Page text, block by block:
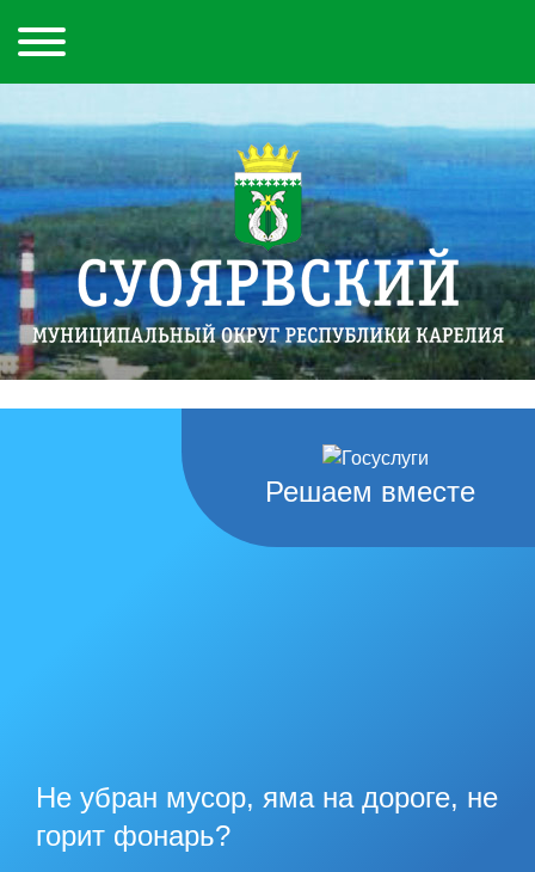
Решаем вместе
Не убран мусор, яма на дороге, не
горит фонарь?